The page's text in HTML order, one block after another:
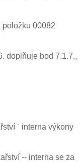
položku 00082
doplňuje bod 7.1.7.,
˙ interna výkony
-- interna se za